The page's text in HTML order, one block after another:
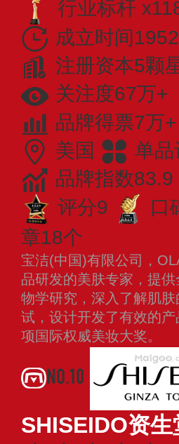
行业标杆
成立时间
注册资本5颗
关注度67万+
品牌得票7万+
美国
单品
品牌指数83.9
评分9
口
章18个
宝洁(中国)有限公司，
品研发的美肤专家，提
物学研究，深入了解肌
试，设计开发了有效的
项国际权威美妆大奖。
NO.10
SHISEIDO资生